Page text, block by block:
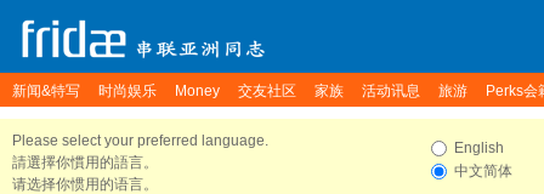
新闻&特写 时尚娱乐 Money 交友社区 家族 活动讯息 旅游 Perks会
Please select your preferred language.
請選擇你慣用的語言。
请选择你惯用的语言。
English
中文简体